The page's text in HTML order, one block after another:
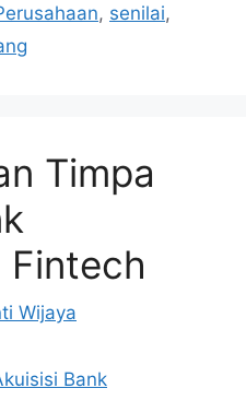
, senilai,
Timpa
Fintech
Wijaya